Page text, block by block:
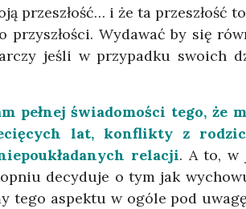
przeszłość… i że ta przeszłość
Wydawać by się
jeśli w przypadku swoich
pełnej świadomości tego, że
lat, konflikty z
relacji. A to, w
decyduje o tym jak
aspektu w ogóle pod